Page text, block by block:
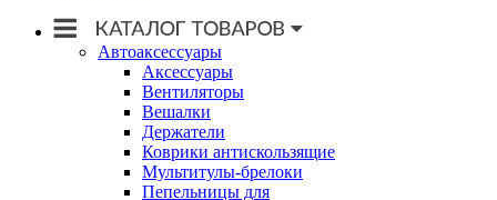
Автоаксессуары
Аксессуары
Вентиляторы
Вешалки
Держатели
Коврики антискользящие
Мультитулы-брелоки
Пепельницы для